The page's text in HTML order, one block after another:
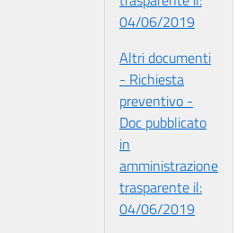
04/06/2019
Altri documenti
- Richiesta
preventivo -
Doc pubblicato
in
amministrazione
trasparente il:
04/06/2019